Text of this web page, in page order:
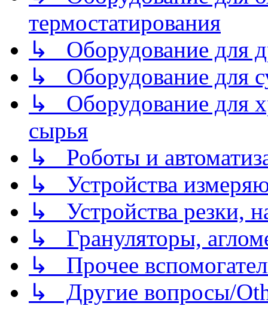
термостатирования
↳ Оборудование для
↳ Оборудование для
↳ Оборудование для
сырья
↳ Роботы и
↳ Устройства
↳ Устройства резки,
↳ Грануляторы,
↳ Прочее
↳ Другие вопросы/